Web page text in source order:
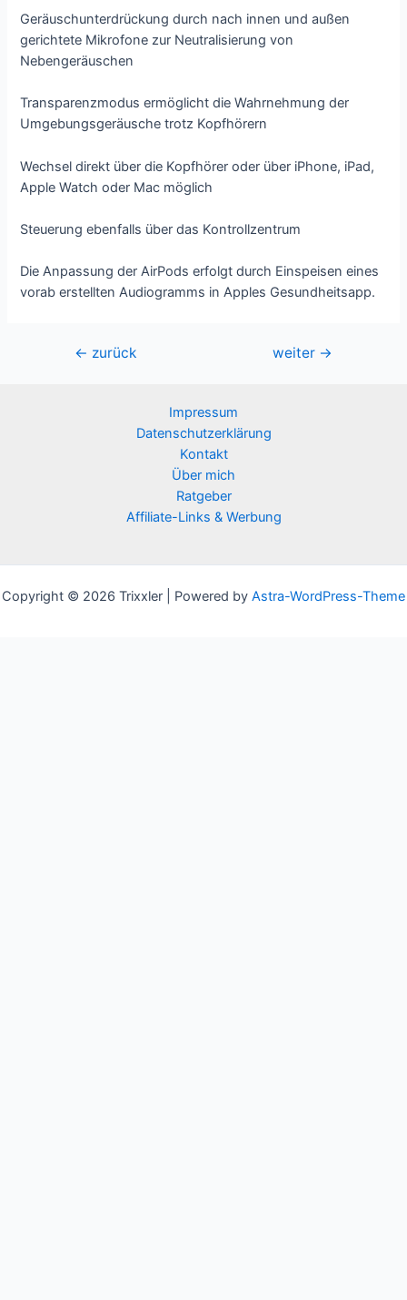
Geräuschunterdrückung durch nach innen und außen
gerichtete Mikrofone zur Neutralisierung von
Nebengeräuschen
Transparenzmodus ermöglicht die Wahrnehmung der
Umgebungsgeräusche trotz Kopfhörern
Wechsel direkt über die Kopfhörer oder über iPhone, iPad,
Apple Watch oder Mac möglich
Steuerung ebenfalls über das Kontrollzentrum
Die Anpassung der AirPods erfolgt durch Einspeisen eines
vorab erstellten Audiogramms in Apples Gesundheitsapp.
Beitragsnavigation
← zurück weiter →
Impressum
Datenschutzerklärung
Kontakt
Über mich
Ratgeber
Affiliate-Links & Werbung
Copyright © 2026 Trixxler | Powered by Astra-WordPress-Theme